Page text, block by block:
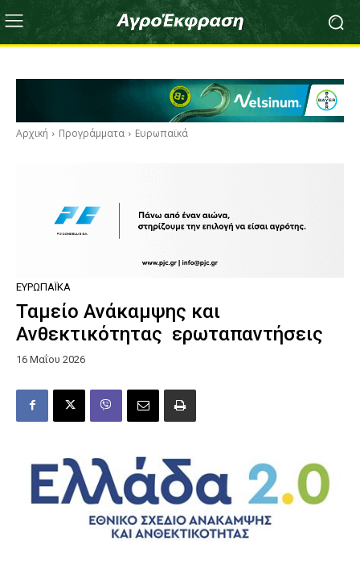
Αρχική Προγράμματα Ευρωπαϊκά
ΕΥΡΩΠΑΪΚΆ
Ταμείο Ανάκαμψης και
Ανθεκτικότητας ερωταπαντήσεις
16 Μαΐου 2026